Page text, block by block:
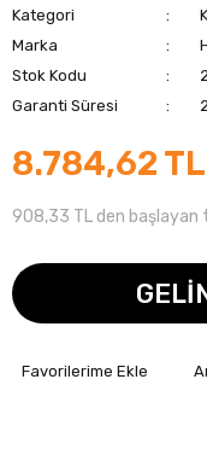
Kategori
Marka
Stok Kodu
Garanti Süresi
8.784,62 TL
908,33 TL den başlayan